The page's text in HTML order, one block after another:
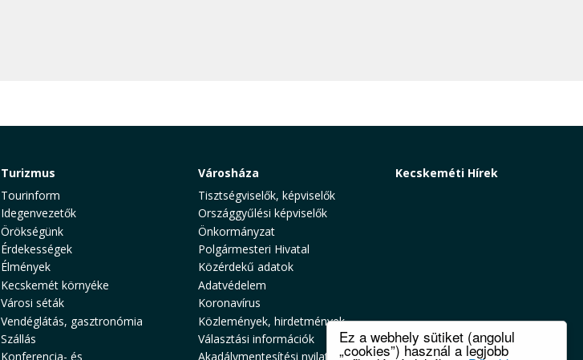
Ez a webhely sütiket (angolul
„cookies”) használ a legjobb
Turizmus
Tourinform
Idegenvezetők
Örökségünk
Érdekességek
Élmények
Kecskemét környéke
Városi séták
Vendéglátás, gasztronómia
Szállás
Konferencia- és
Városháza
Tisztségviselők, képviselők
Országgyűlési képviselők
Önkormányzat
Polgármesteri Hivatal
Közérdekű adatok
Adatvédelem
Koronavírus
Közlemények, hirdetmények
Választási információk
Akadálymentesítési nyilatkozat
Kecskeméti Hírek